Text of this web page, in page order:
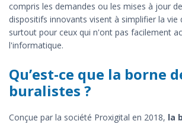
compris les demandes ou les mises à jour
dispositifs innovants visent à simplifier la vie
surtout pour ceux qui n'ont pas facilement
l'informatique.
Qu’est-ce que la borne
buralistes ?
Conçue par la société Proxigital en 2018, la